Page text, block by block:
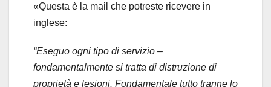
«Questa è la mail che potreste ricevere in
inglese:
“Eseguo ogni tipo di servizio –
fondamentalmente si tratta di distruzione di
proprietà e lesioni. Fondamentale tutto tranne lo